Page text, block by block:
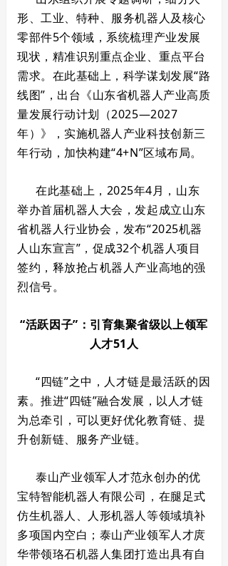
形、工业、特种、服务机器人及核心
零部件5个领域，系统梳理产业发展
现状，精准识别重点企业、重点平台
需求。在此基础上，科学谋划发展“路
线图”，出台《山东省机器人产业高质
量发展行动计划（2025—2027
年）》，实施机器人产业科技创新三
年行动，加快构建“4+N”区域布局。
在此基础上，2025年4月，山东
举办首届机器人大会，发起成立山东
省机器人行业协会，发布“2025机器
人山东宣言”，促成32个机器人项目
签约，释放抢占机器人产业高地的强
烈信号。
“活跃因子”：引育集聚省级以上领军
人才51人
“四链”之中，人才链是最活跃的因
素。推进“四链”融合发展，以人才链
为总牵引，可以更好优化教育链、提
升创新链、服务产业链。
泰山产业领军人才范永创办的优
宝特智能机器人有限公司，在腿足式
仿生机器人、人形机器人等领域填补
多项国内空白；泰山产业领军人才庹
华带领珞石机器人集团打造出具有自